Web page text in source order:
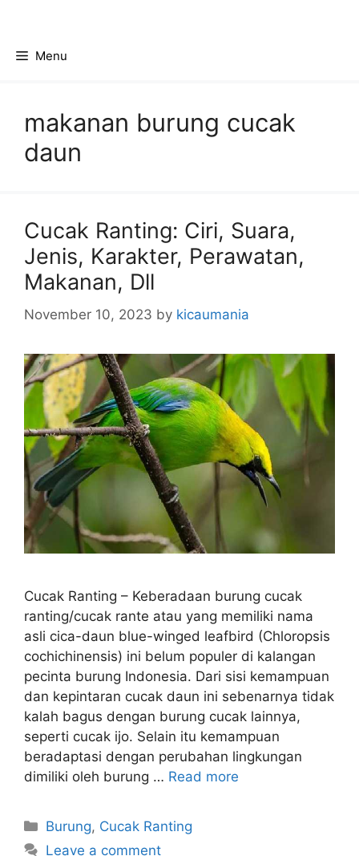
contentMenu
makanan burung cucak
daun
Cucak Ranting: Ciri, Suara,
Jenis, Karakter, Perawatan,
Makanan, Dll
November 10, 2023 by kicaumania
Cucak Ranting – Keberadaan burung cucak
ranting/cucak rante atau yang memiliki nama
asli cica-daun blue-winged leafbird (Chloropsis
cochichinensis) ini belum populer di kalangan
pecinta burung Indonesia. Dari sisi kemampuan
dan kepintaran cucak daun ini sebenarnya tidak
kalah bagus dengan burung cucak lainnya,
seperti cucak ijo. Selain itu kemampuan
beradaptasi dengan perubahan lingkungan
dimiliki oleh burung … Read more
Categories
Burung, Cucak Ranting
Leave a comment